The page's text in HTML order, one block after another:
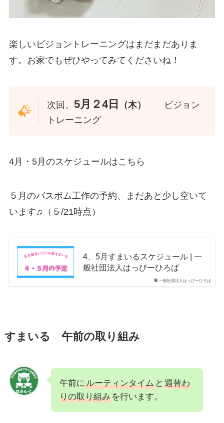
楽しいビジョントレーニングはまだまだありま
す。お家でもぜひやってみてくださいね！
次回、5月２4日 （木）
ビジョン
トレーニング
4月・5月のスケジュールはこちら
５月のバスボム工作の予約、まだあと少し空いて
います♫（５/21時点）
一般社団法人はっぴーひろば
4、5月すまいるスケジュール | 一
般社団法人はっぴーひろば
すまいる 午前の取り組み
午前にルーティンタイムと 週替わ
りの取り組みを行います。